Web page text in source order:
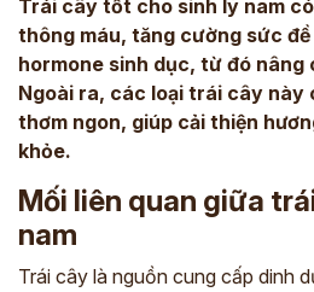
Trái cây tốt cho sinh lý nam
thông máu, tăng cường sức
hormone sinh dục, từ đó nâng
Ngoài ra, các loại trái cây này
thơm ngon, giúp cải thiện
khỏe.
Mối liên quan giữa
nam
Trái cây là nguồn cung cấp dinh